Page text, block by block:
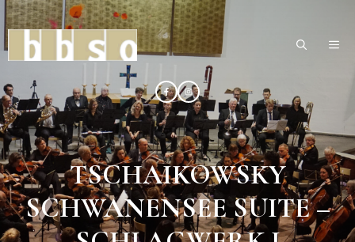
Zum
Inhalt
springen
TSCHAIKOWSKY
SCHWANENSEE SUITE –